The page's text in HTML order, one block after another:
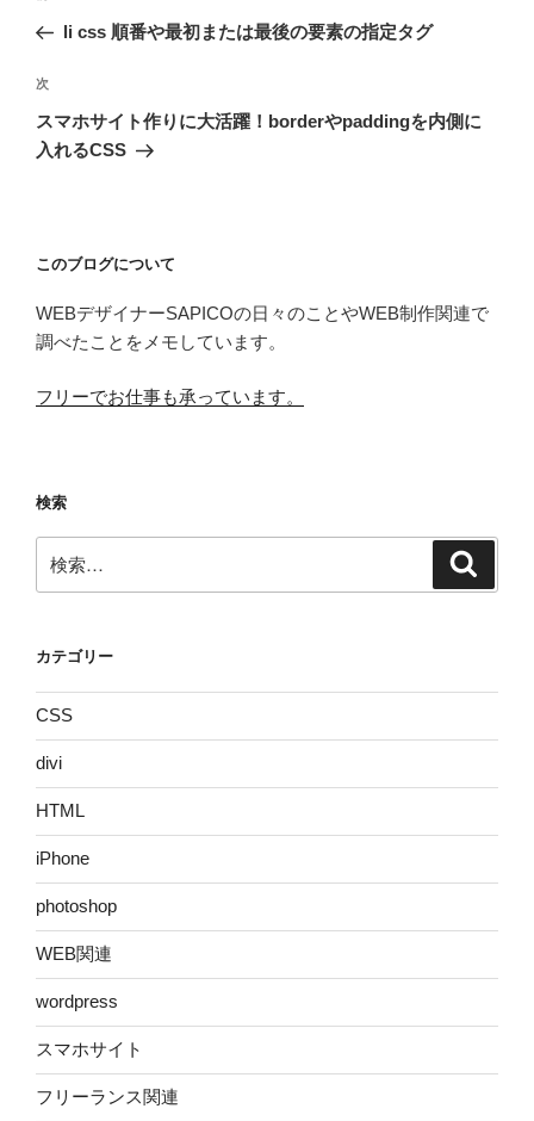
ナ
ビ
ゲ
ー
の
稿
li css 順番や最初または最後の要素の指定タグ
次
の
投
次
スマホサイト作りに大活躍！borderやpaddingを内側に
入れるCSS
このブログについて
WEBデザイナーSAPICOの日々のことやWEB制作関連で
調べたことをメモしています。
フリーでお仕事も承っています。
検索
索:
カテゴリー
CSS
divi
HTML
iPhone
photoshop
WEB関連
wordpress
スマホサイト
フリーランス関連